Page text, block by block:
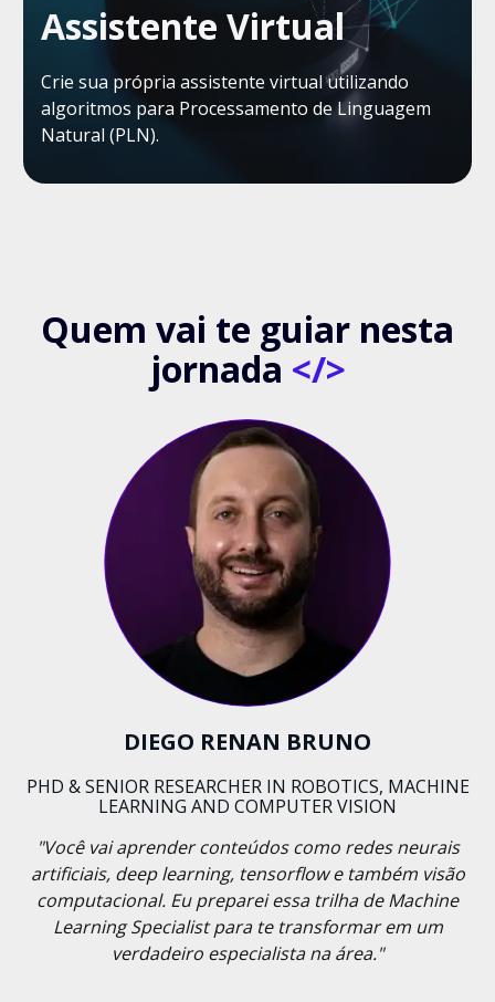
Assistente Virtual
Crie sua própria assistente virtual utilizando
algoritmos para Processamento de Linguagem
Natural (PLN).
Quem vai te guiar nesta
jornada </>
DIEGO RENAN BRUNO
PHD & SENIOR RESEARCHER IN ROBOTICS, MACHINE
LEARNING AND COMPUTER VISION
"Você vai aprender conteúdos como redes neurais
artificiais, deep learning, tensorflow e também visão
computacional. Eu preparei essa trilha de Machine
Learning Specialist para te transformar em um
verdadeiro especialista na área."